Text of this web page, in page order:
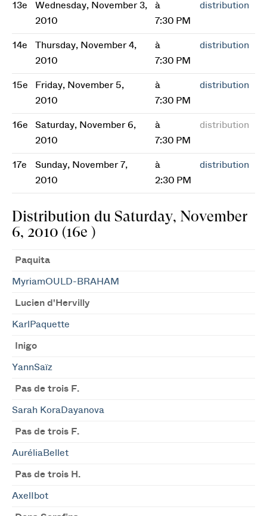
13e
Wednesday, November 3,
2010
à
7:30 PM
distribution
14e
Thursday, November 4,
2010
à
7:30 PM
distribution
15e
Friday, November 5,
2010
à
7:30 PM
distribution
16e
Saturday, November 6,
2010
à
7:30 PM
distribution
17e
Sunday, November 7,
2010
à
2:30 PM
distribution
Distribution du Saturday, November
6, 2010 (16e )
Paquita
MyriamOULD-BRAHAM
Lucien d'Hervilly
KarlPaquette
Inigo
YannSaïz
Pas de trois F.
Sarah KoraDayanova
Pas de trois F.
AuréliaBellet
Pas de trois H.
AxelIbot